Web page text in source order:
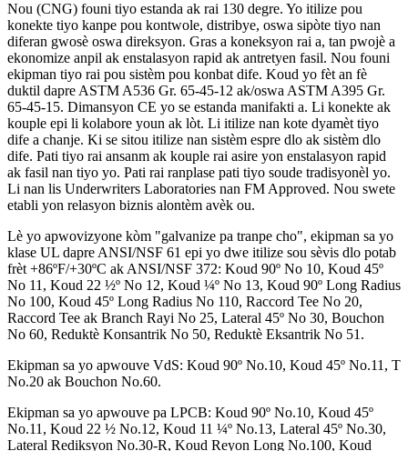
Nou (CNG) founi tiyo estanda ak rai 130 degre. Yo itilize pou
konekte tiyo kanpe pou kontwole, distribye, oswa sipòte tiyo nan
diferan gwosè oswa direksyon. Gras a koneksyon rai a, tan pwojè a
ekonomize anpil ak enstalasyon rapid ak antretyen fasil. Nou founi
ekipman tiyo rai pou sistèm pou konbat dife. Koud yo fèt an fè
duktil dapre ASTM A536 Gr. 65-45-12 ak/oswa ASTM A395 Gr.
65-45-15. Dimansyon CE yo se estanda manifakti a. Li konekte ak
kouple epi li kolabore youn ak lòt. Li itilize nan kote dyamèt tiyo
dife a chanje. Ki se sitou itilize nan sistèm espre dlo ak sistèm dlo
dife. Pati tiyo rai ansanm ak kouple rai asire yon enstalasyon rapid
ak fasil nan tiyo yo. Pati rai ranplase pati tiyo soude tradisyonèl yo.
Li nan lis Underwriters Laboratories nan FM Approved. Nou swete
etabli yon relasyon biznis alontèm avèk ou.
Lè yo apwovizyone kòm "galvanize pa tranpe cho", ekipman sa yo
klase UL dapre ANSI/NSF 61 epi yo dwe itilize sou sèvis dlo potab
frèt +86ºF/+30ºC ak ANSI/NSF 372: Koud 90º No 10, Koud 45º
No 11, Koud 22 ½º No 12, Koud ¼º No 13, Koud 90º Long Radius
No 100, Koud 45º Long Radius No 110, Raccord Tee No 20,
Raccord Tee ak Branch Rayi No 25, Lateral 45º No 30, Bouchon
No 60, Reduktè Konsantrik No 50, Reduktè Eksantrik No 51.
Ekipman sa yo apwouve VdS: Koud 90º No.10, Koud 45º No.11, T
No.20 ak Bouchon No.60.
Ekipman sa yo apwouve pa LPCB: Koud 90º No.10, Koud 45º
No.11, Koud 22 ½ No.12, Koud 11 ¼º No.13, Lateral 45º No.30,
Lateral Rediksyon No.30-R, Koud Reyon Long No.100, Koud